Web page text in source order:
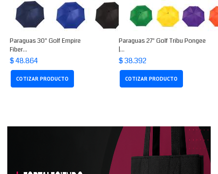
Paraguas 30" Golf Empire
Fiber...
$ 48.864
COTIZAR PRODUCTO
Paraguas 27" Golf Tribu Pongee
|...
$ 38.392
COTIZAR PRODUCTO